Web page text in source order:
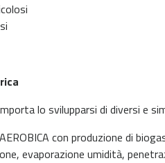
lo svilupparsi di diversi e
con produzione di
evaporazione umidità,